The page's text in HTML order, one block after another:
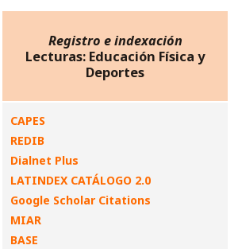
Registro e indexación
Lecturas: Educación Física y
Deportes
CAPES
REDIB
Dialnet Plus
LATINDEX CATÁLOGO 2.0
Google Scholar Citations
MIAR
BASE